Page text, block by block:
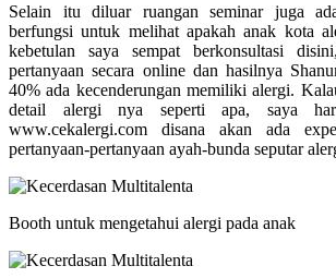
Selain itu diluar ruangan seminar juga
berfungsi untuk melihat apakah anak kota
kebetulan saya sempat berkonsultasi
pertanyaan secara online dan hasilnya
40% ada kecenderungan memiliki alergi.
detail alergi nya seperti apa, saya
www.cekalergi.com disana akan ada
pertanyaan-pertanyaan ayah-bunda seputar
Booth untuk mengetahui alergi pada anak